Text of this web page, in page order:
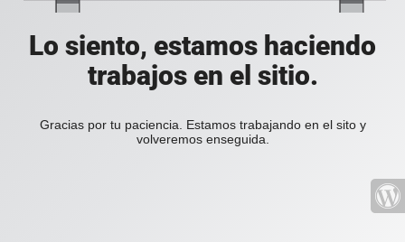
Lo siento, estamos haciendo
trabajos en el sitio.
Gracias por tu paciencia. Estamos trabajando en el sito y
volveremos enseguida.